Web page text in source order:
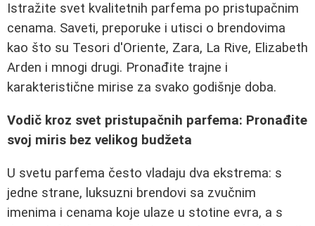
Istražite svet kvalitetnih parfema po pristupačnim
cenama. Saveti, preporuke i utisci o brendovima
kao što su Tesori d'Oriente, Zara, La Rive, Elizabeth
Arden i mnogi drugi. Pronađite trajne i
karakteristične mirise za svako godišnje doba.
Vodič kroz svet pristupačnih parfema: Pronađite
svoj miris bez velikog budžeta
U svetu parfema često vladaju dva ekstrema: s
jedne strane, luksuzni brendovi sa zvučnim
imenima i cenama koje ulaze u stotine evra, a s